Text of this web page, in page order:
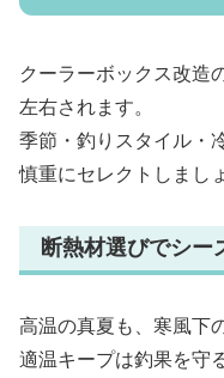
クーラーボックス改造
左右されます。
季節・釣りスタイル・
慎重にセレクトしまし
断熱材選びでシー
高温の真夏も、寒風下
適温キープは釣果を守